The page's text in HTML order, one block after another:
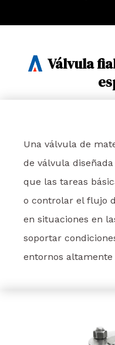
Válvula
Una válvula de
de válvula
que las tareas
o controlar el flujo
en situaciones en
soportar
entornos altamente